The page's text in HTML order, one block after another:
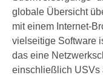
globale Übersicht
mit einem Internet-
vielseitige Software
das eine
einschließlich USVs